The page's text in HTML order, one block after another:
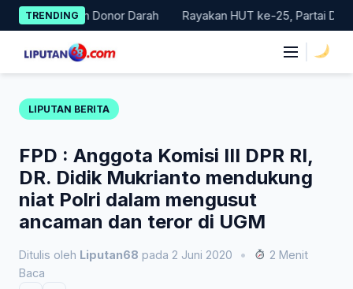
Skip
to
content
TRENDINGDonor Darah Rayakan HUT ke-25, Partai Demokrat
LIPUTAN BERITA
FPD : Anggota Komisi III DPR RI,
DR. Didik Mukrianto mendukung
niat Polri dalam mengusut
ancaman dan teror di UGM
Ditulis oleh Liputan68 pada 2 Juni 2020 •
2 Menit
Baca